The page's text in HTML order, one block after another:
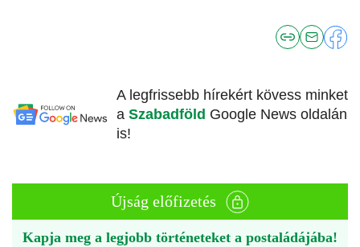
A legfrissebb hírekért kövess minket
a Szabadföld Google News oldalán
is!
Újság előfizetés
Kapja meg a legjobb történeteket a postaládájába!